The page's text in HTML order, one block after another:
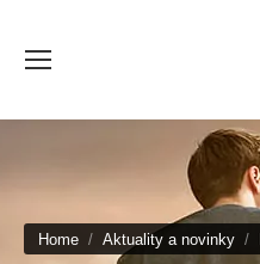
You are here:
Home Aktuality a novinky